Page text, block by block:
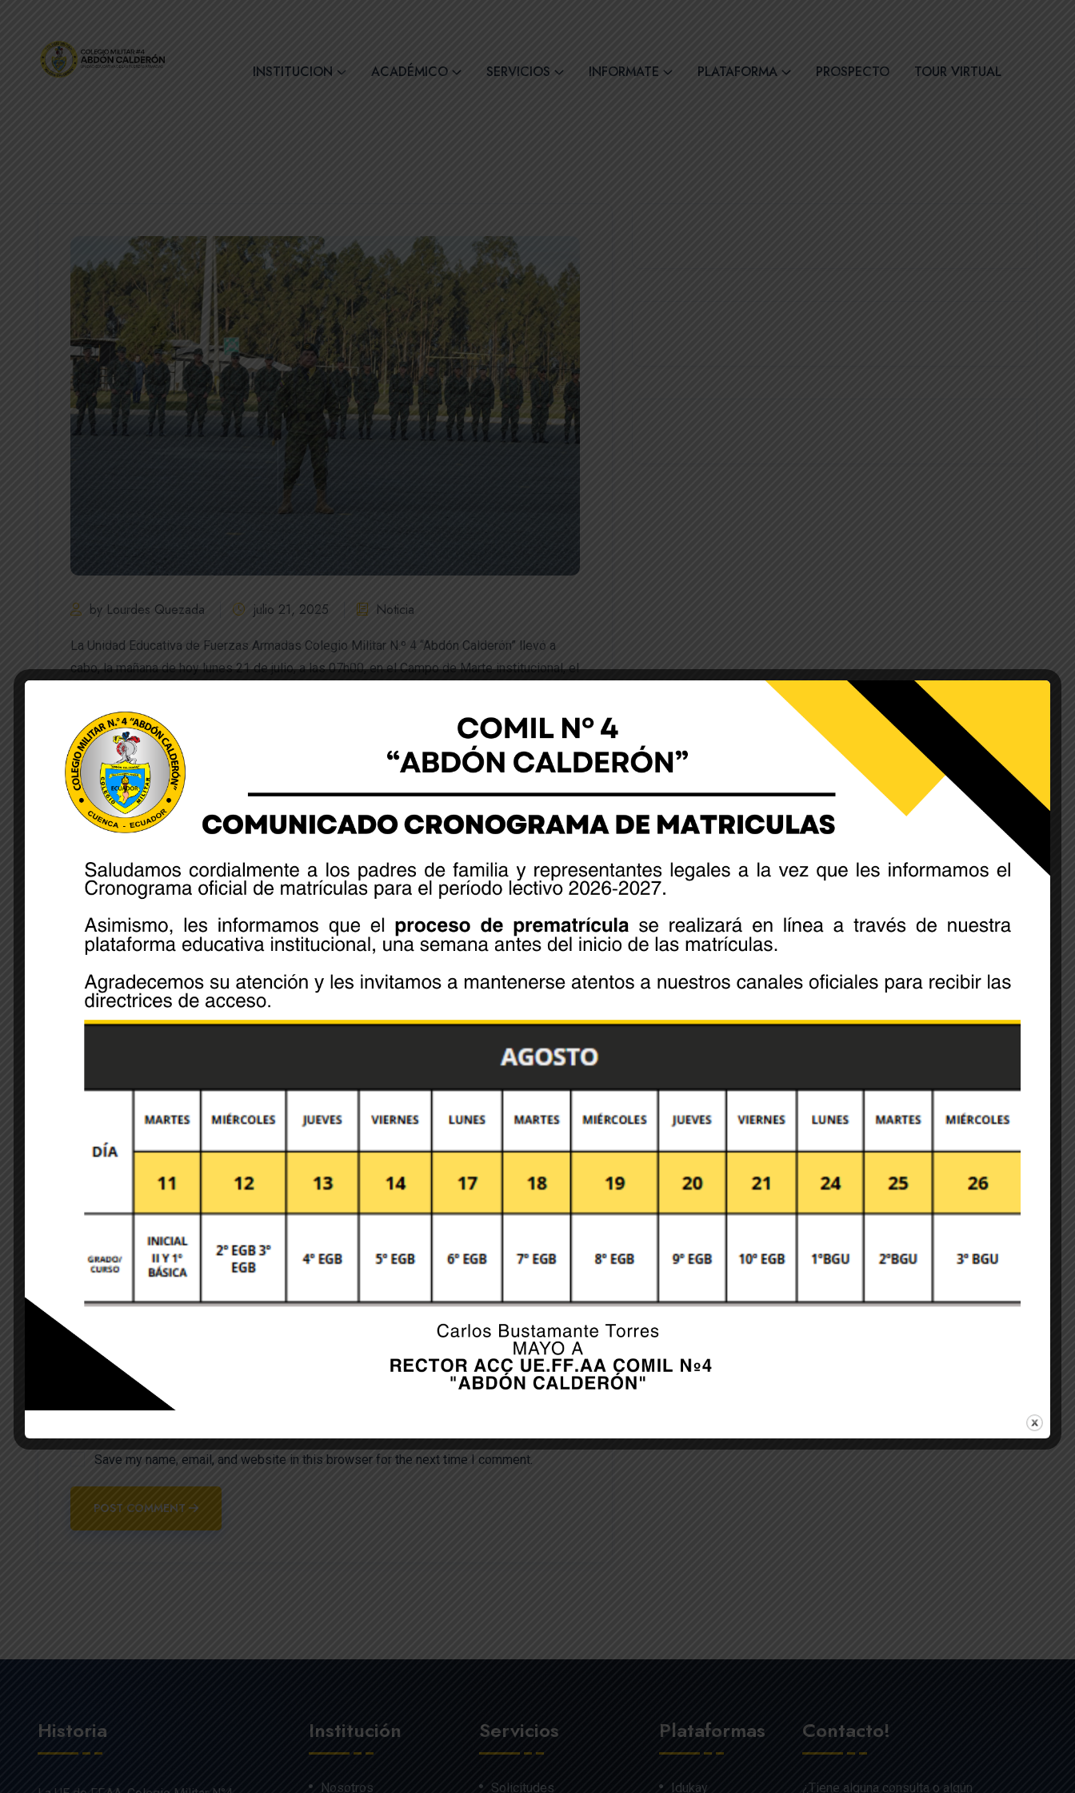
INSTITUCION ACADÉMICO SERVICIOS INFORMATE PLATAFORMA PROSPECTO TOUR VIRTUAL
by Lourdes Quezada julio 21, 2025 Noticia
La Unidad Educativa de Fuerzas Armadas Colegio Militar N.º 4 “Abdón Calderón” llevó a
cabo, la mañana de hoy lunes 21 de julio, a las 07h00, en el Campo de Marte institucional, el
Treinta cadetes que cursarán el tercer año de bachillerato fueron convocados y forman
parte de este programa estudiantil, en el cual se les impartirán conocimientos, habilidades
y prácticas para actuar de manera efectiva en roles de liderazgo, velando por la disciplina,
el orden y la seguridad de los cadetes, además de ser un ejemplo a seguir para el resto de
sus compañeros.
sus habilidades físicas, académicas y éticas, con el objetivo de identificar a aquellos
cadetes que puedan asumir el título de brigadieres y subrigadieres, y ejercer esta
designación con honor y responsabilidad.
Share:
Leave A Comment
Save my name, email, and website in this browser for the next time I comment.
POST COMMENT
Historia Institución
Nosotros
Servicios
Solicitudes
Plataformas
Idukay
Contacto!
¿Tiene alguna consulta o algún